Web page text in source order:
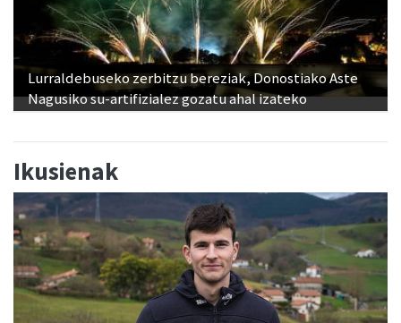
Lurraldebuseko zerbitzu bereziak, Donostiako Aste
Nagusiko su-artifizialez gozatu ahal izateko
Ikusienak